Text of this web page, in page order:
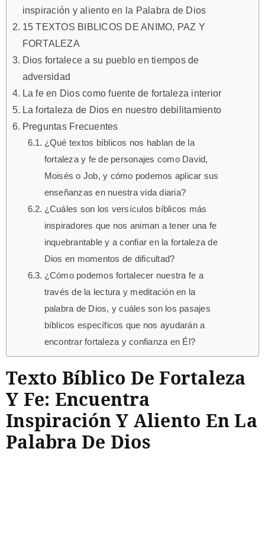
inspiración y aliento en la Palabra de Dios
15 TEXTOS BIBLICOS DE ANIMO, PAZ Y
FORTALEZA
Dios fortalece a su pueblo en tiempos de
adversidad
La fe en Dios como fuente de fortaleza interior
La fortaleza de Dios en nuestro debilitamiento
Preguntas Frecuentes
¿Qué textos bíblicos nos hablan de la
fortaleza y fe de personajes como David,
Moisés o Job, y cómo podemos aplicar sus
enseñanzas en nuestra vida diaria?
¿Cuáles son los versículos bíblicos más
inspiradores que nos animan a tener una fe
inquebrantable y a confiar en la fortaleza de
Dios en momentos de dificultad?
¿Cómo podemos fortalecer nuestra fe a
través de la lectura y meditación en la
palabra de Dios, y cuáles son los pasajes
bíblicos específicos que nos ayudarán a
encontrar fortaleza y confianza en Él?
Texto Bíblico De Fortaleza
Y Fe: Encuentra
Inspiración Y Aliento En La
Palabra De Dios